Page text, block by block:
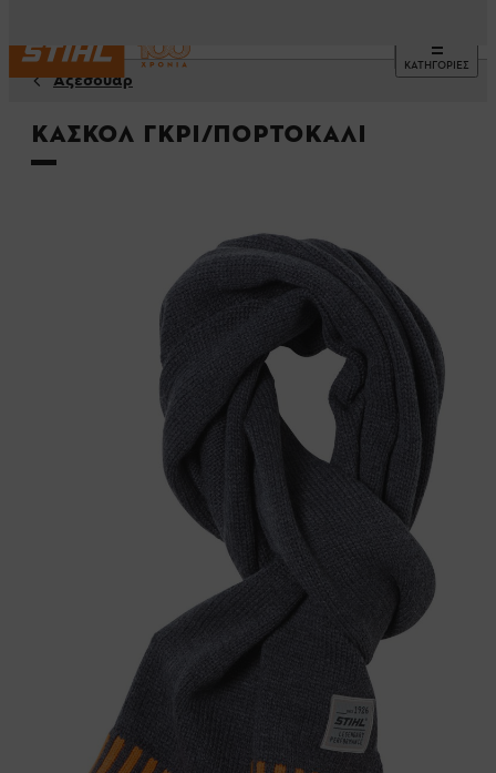
ΚΑΤΗΓΟΡΙΕΣ
Αξεσουάρ
Κασκόλ γκρι/πορτοκαλί